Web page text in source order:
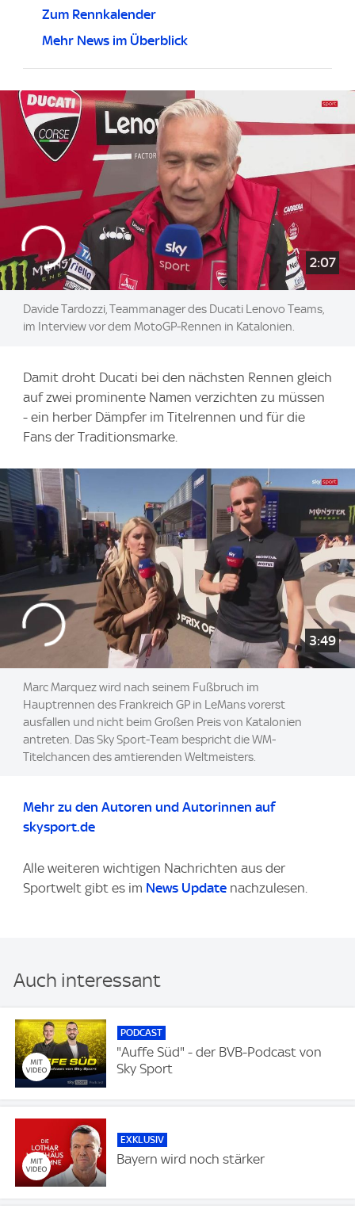
Zum Rennkalender
Mehr News im Überblick
2:07
Davide Tardozzi, Teammanager des Ducati Lenovo Teams,
im Interview vor dem MotoGP-Rennen in Katalonien.
Damit droht Ducati bei den nächsten Rennen gleich
auf zwei prominente Namen verzichten zu müssen
- ein herber Dämpfer im Titelrennen und für die
Fans der Traditionsmarke.
3:49
Marc Marquez wird nach seinem Fußbruch im
Hauptrennen des Frankreich GP in LeMans vorerst
ausfallen und nicht beim Großen Preis von Katalonien
antreten. Das Sky Sport-Team bespricht die WM-
Titelchancen des amtierenden Weltmeisters.
Mehr zu den Autoren und Autorinnen auf
skysport.de
Alle weiteren wichtigen Nachrichten aus der
Sportwelt gibt es im News Update nachzulesen.
Auch interessant
PODCAST
"Auffe Süd" - der BVB-Podcast von
Sky Sport
EXKLUSIV
Bayern wird noch stärker